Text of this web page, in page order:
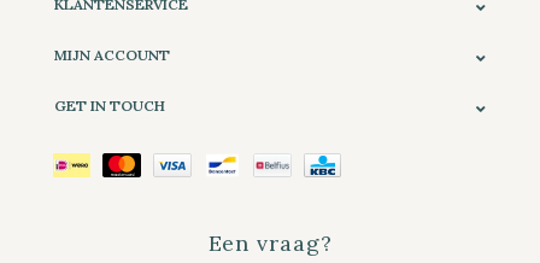
KLANTENSERVICE
MIJN ACCOUNT
GET IN TOUCH
Een vraag?